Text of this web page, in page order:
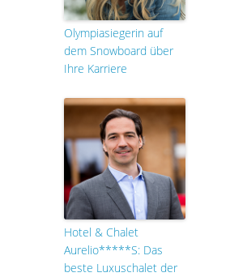
Olympiasiegerin auf
dem Snowboard über
Ihre Karriere
Hotel & Chalet
Aurelio*****S: Das
beste Luxuschalet der